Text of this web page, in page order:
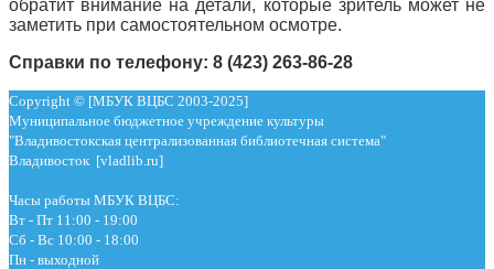
обратит внимание на детали, которые зритель может не
заметить при самостоятельном осмотре.
Справки по телефону: 8 (423) 263-86-28
Copyright © [МБУК ВЦБС 2003-2025]
Муниципальное бюджетное учреждение культуры
"Владивостокская централизованная библиотечная система"
Владивосток [vladlib.ru]
Часы работы МБУК ВЦБС:
Вт - Пт 11:00 - 19:00
Сб - Вс 10:00 - 18:00
Пн - выходной